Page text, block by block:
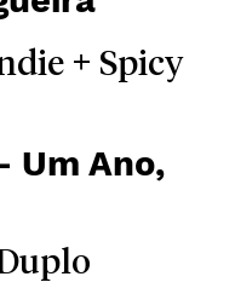
+ Spicy
Um Ano,